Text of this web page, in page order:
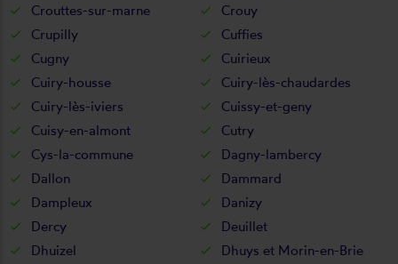
Crouttes-sur-marne
Crouy
Crupilly
Cuffies
Cugny
Cuirieux
Cuiry-housse
Cuiry-lès-chaudardes
Cuiry-lès-iviers
Cuissy-et-geny
Cuisy-en-almont
Cutry
Cys-la-commune
Dagny-lambercy
Dallon
Dammard
Dampleux
Danizy
Dercy
Deuillet
Dhuizel
Dhuys et Morin-en-Brie